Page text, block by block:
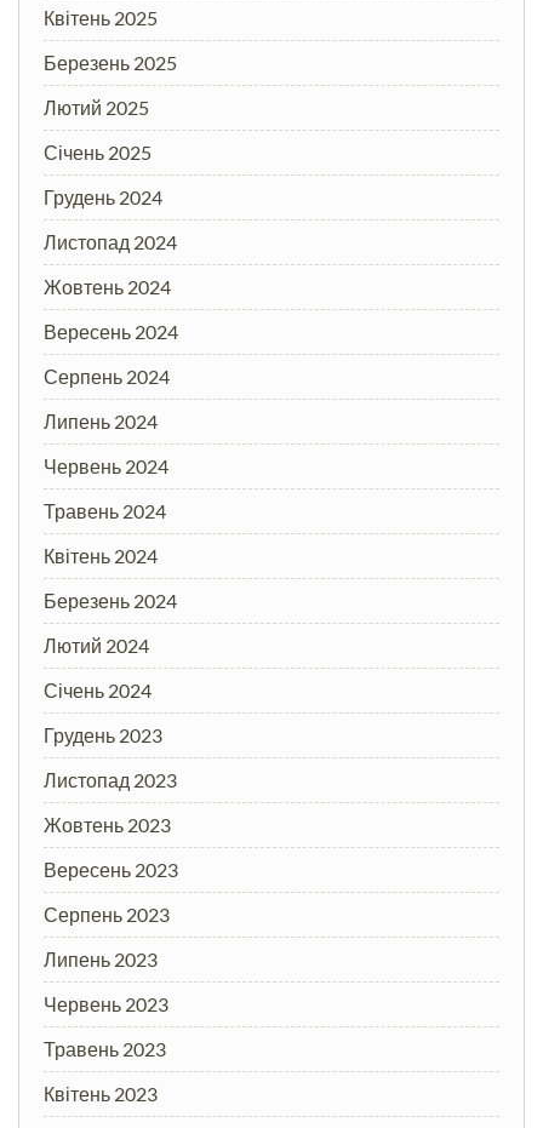
Квітень 2025
Березень 2025
Лютий 2025
Січень 2025
Грудень 2024
Листопад 2024
Жовтень 2024
Вересень 2024
Серпень 2024
Липень 2024
Червень 2024
Травень 2024
Квітень 2024
Березень 2024
Лютий 2024
Січень 2024
Грудень 2023
Листопад 2023
Жовтень 2023
Вересень 2023
Серпень 2023
Липень 2023
Червень 2023
Травень 2023
Квітень 2023